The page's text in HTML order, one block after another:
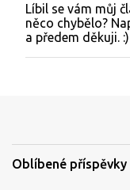
O
k
o
m
a
Líbil se vám můj
něco chybělo?
a předem děkuji. :)
Oblíbené příspěvky